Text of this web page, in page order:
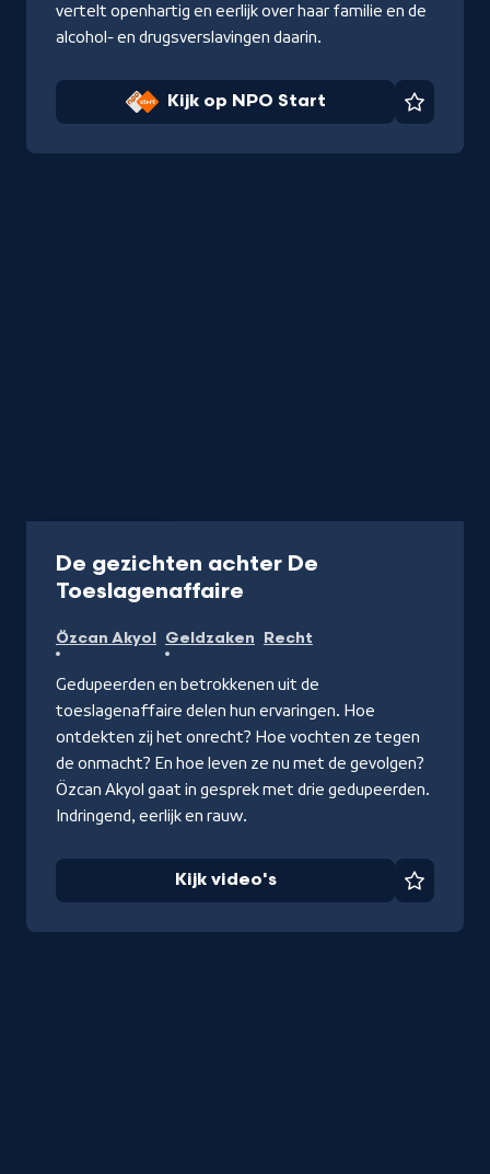
vertelt openhartig en eerlijk over haar familie en de
alcohol- en drugsverslavingen daarin.
Kijk op NPO Start
De gezichten achter De
Toeslagenaffaire
video's
Özcan Akyol Geldzaken Recht
Gedupeerden en betrokkenen uit de
toeslagenaffaire delen hun ervaringen. Hoe
ontdekten zij het onrecht? Hoe vochten ze tegen
de onmacht? En hoe leven ze nu met de gevolgen?
Özcan Akyol gaat in gesprek met drie gedupeerden.
Indringend, eerlijk en rauw.
Kijk video's